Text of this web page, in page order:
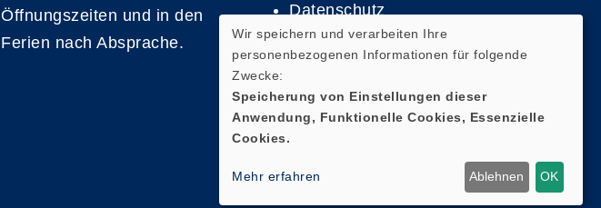
Öffnungszeiten und in den
Ferien nach Absprache.
Datenschutz
Barrierefreiheit
Wir speichern und verarbeiten Ihre
personenbezogenen Informationen für folgende
Zwecke:
Speicherung von Einstellungen dieser
Anwendung, Funktionelle Cookies, Essenzielle
Cookies.
Mehr erfahren Ablehnen OK